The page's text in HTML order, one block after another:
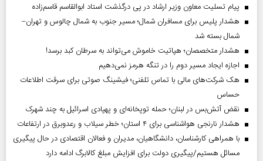
پیام تسلیت معاون وزیر ارشاد در پی درگذشت استاد ابوالقاسم قاسم‌زاده
هشدار پلیس برای مسافران شمال؛ مسیر جنوب به شمال چالوس و تهران–
شمال بسته شد
هشدار متخصصان؛ هپاتیت خاموش می‌تواند به سرطان کبد برسد!
اجازه ایجاد مسیر دوم را در تنگه هرمز نمی‌دهیم
هک شرکت‌های مالی با تماس تلفنی؛ فیشینگ صوتی برای سرقت اطلاعات
حساس
نقض آتش‌بس در لبنان؛ حمله توپخانه‌ای و پهپادی اسرائیل به چند شهرک
هشدار نارنجی هواشناسی برای ۴ استان؛ خطر سیلاب و رعدوبرق در ارتفاعات
با همراهی کارشناسان، دانشگاهیان، مدیران و فعالان اقتصادی در حال پیگیری
مسائل هستیم/پیگیری دولت برای افزایش مبلغ کالابرگ ادامه دارد